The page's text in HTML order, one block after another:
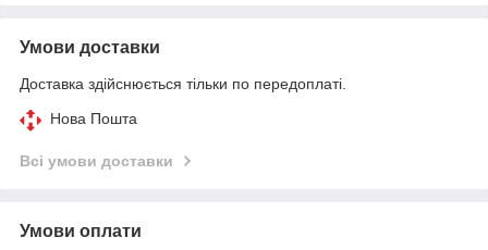
Умови доставки
Доставка здійснюється тільки по передоплаті.
Нова Пошта
Всі умови доставки
Умови оплати